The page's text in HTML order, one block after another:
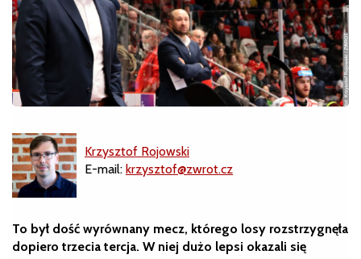
Krzysztof Rojowski
E-mail: krzysztof@zwrot.cz
To był dość wyrównany mecz, którego losy rozstrzygnęła
dopiero trzecia tercja. W niej dużo lepsi okazali się